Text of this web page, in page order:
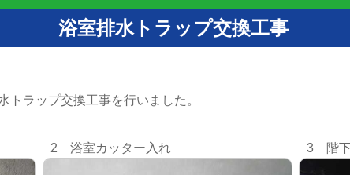
浴室排水トラップ交換工事
トラップ交換工事を行いました。
2 浴室カッター入れ 3 階下